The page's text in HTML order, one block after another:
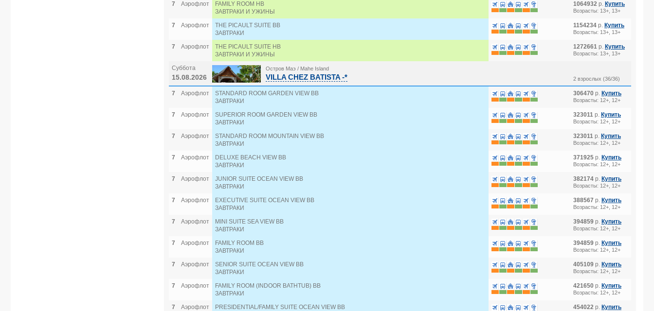
7 Аэрофлот
FAMILY ROOM HB
ЗАВТРАКИ И УЖИНЫ
1064932 р. Купить
Возрасты: 13+, 13+
7 Аэрофлот
THE PICAULT SUITE BB
ЗАВТРАКИ
1154234 р. Купить
Возрасты: 13+, 13+
7 Аэрофлот
THE PICAULT SUITE HB
ЗАВТРАКИ И УЖИНЫ
1272661 р. Купить
Возрасты: 13+, 13+
Суббота
15.08.2026
Остров Маэ / Mahe Island
VILLA CHEZ BATISTA -* 2 взрослых (36/36)
7 Аэрофлот
STANDARD ROOM GARDEN VIEW BB
ЗАВТРАКИ
306470 р. Купить
Возрасты: 12+, 12+
7 Аэрофлот
SUPERIOR ROOM GARDEN VIEW BB
ЗАВТРАКИ
323011 р. Купить
Возрасты: 12+, 12+
7 Аэрофлот
STANDARD ROOM MOUNTAIN VIEW BB
ЗАВТРАКИ
323011 р. Купить
Возрасты: 12+, 12+
7 Аэрофлот
DELUXE BEACH VIEW BB
ЗАВТРАКИ
371925 р. Купить
Возрасты: 12+, 12+
7 Аэрофлот
JUNIOR SUITE OCEAN VIEW BB
ЗАВТРАКИ
382174 р. Купить
Возрасты: 12+, 12+
7 Аэрофлот
EXECUTIVE SUITE OCEAN VIEW BB
ЗАВТРАКИ
388567 р. Купить
Возрасты: 12+, 12+
7 Аэрофлот
MINI SUITE SEA VIEW BB
ЗАВТРАКИ
394859 р. Купить
Возрасты: 12+, 12+
7 Аэрофлот
FAMILY ROOM BB
ЗАВТРАКИ
394859 р. Купить
Возрасты: 12+, 12+
7 Аэрофлот
SENIOR SUITE OCEAN VIEW BB
ЗАВТРАКИ
405109 р. Купить
Возрасты: 12+, 12+
7 Аэрофлот
FAMILY ROOM (INDOOR BATHTUB) BB
ЗАВТРАКИ
421650 р. Купить
Возрасты: 12+, 12+
7 Аэрофлот PRESIDENTIAL/FAMILY SUITE OCEAN VIEW BB 454022 р. Купить